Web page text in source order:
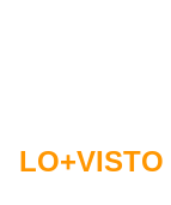
LO+VISTO